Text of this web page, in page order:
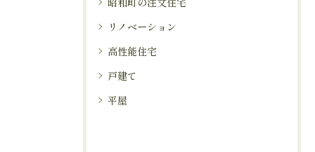
リノベーション
高性能住宅
戸建て
平屋